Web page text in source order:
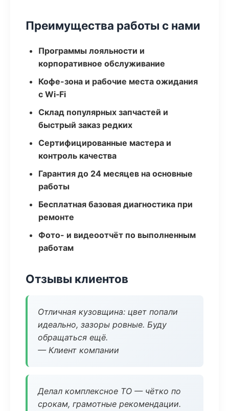
Преимущества работы с нами
Программы лояльности и
корпоративное обслуживание
Кофе-зона и рабочие места ожидания
с Wi‑Fi
Склад популярных запчастей и
быстрый заказ редких
Сертифицированные мастера и
контроль качества
Гарантия до 24 месяцев на основные
работы
Бесплатная базовая диагностика при
ремонте
Фото- и видеоотчёт по выполненным
работам
Отзывы клиентов
Отличная кузовщина: цвет попали
идеально, зазоры ровные. Буду
обращаться ещё.
— Клиент компании
Делал комплексное ТО — чётко по
срокам, грамотные рекомендации.